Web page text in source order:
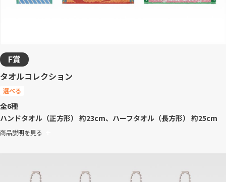
F賞
タオルコレクション
選べる
全6種
ハンドタオル（正方形） 約23cm、ハーフタオル（長方形） 約25cm
商品説明を見る